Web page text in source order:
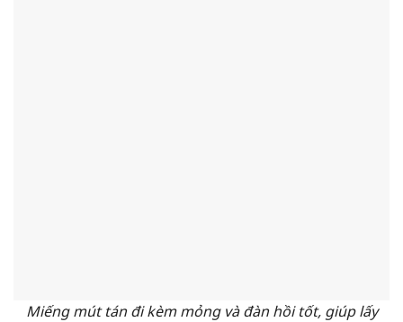
Miếng mút tán đi kèm mỏng và đàn hồi tốt, giúp lấy